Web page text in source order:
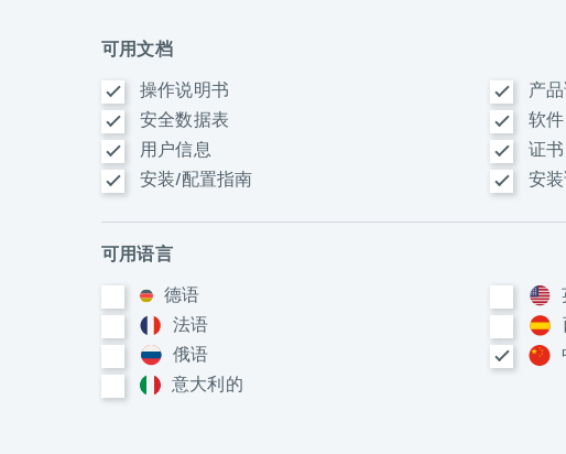
可用文档
操作说明书
产
安全数据表
软件
用户信息
证书
安装/配置指南
安
可用语言
德语
法语
俄语
意大利​的